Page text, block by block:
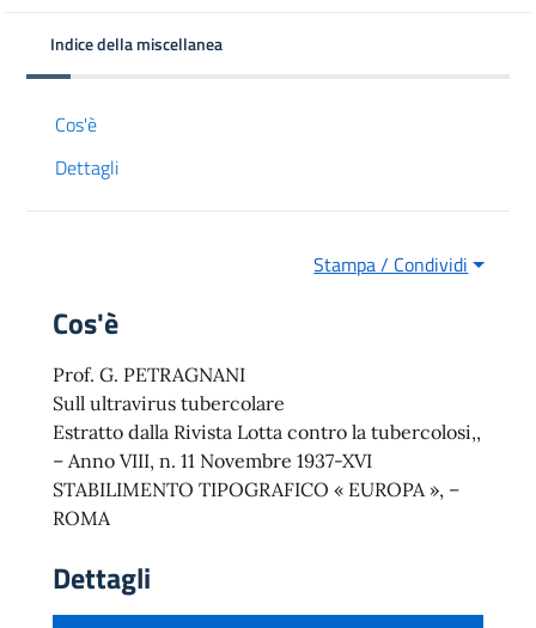
Indice della miscellanea
Cos'è
Dettagli
Stampa / Condividi
Cos'è
Prof. G. PETRAGNANI
Sull ultravirus tubercolare
Estratto dalla Rivista Lotta contro la tubercolosi,,
– Anno VIII, n. 11 Novembre 1937-XVI
STABILIMENTO TIPOGRAFICO « EUROPA », –
ROMA
Dettagli